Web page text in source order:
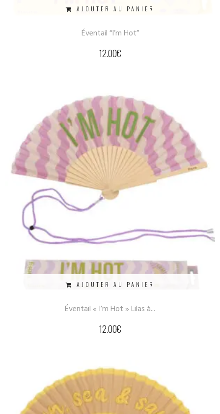
AJOUTER AU PANIER
Éventail “I’m Hot”
12.00€
AJOUTER AU PANIER
Éventail « I’m Hot » Lilas à...
12.00€